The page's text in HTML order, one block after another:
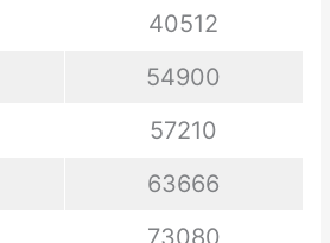
40512
54900
57210
63666